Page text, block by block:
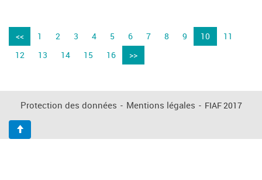
<< 1 2 3 4 5 6 7 8 9 10
11
12
13 14 15 16 >>
Protection des données - Mentions légales - FIAF 2017